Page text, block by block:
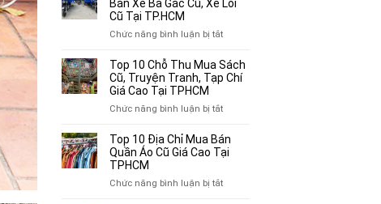
Bán Xe Ba Gác Cũ, Xe Lôi
Cũ Tại TP.HCM
Chức năng bình luận bị tắtở
4
Địa
Xe
Ba
Cũ,
Top 10 Chỗ Thu Mua Sách
Cũ, Truyện Tranh, Tạp Chí
Giá Cao Tại TPHCM
Chức năng bình luận bị tắtở
10
Chỗ
Top 10 Địa Chỉ Mua Bán
Quần Áo Cũ Giá Cao Tại
TPHCM
Chức năng bình luận bị tắtở